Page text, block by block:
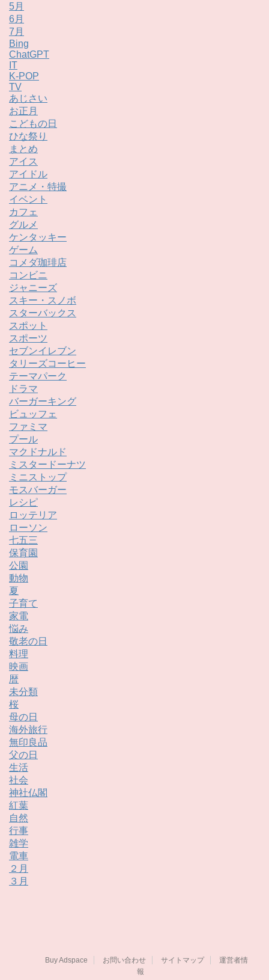
5月
6月
7月
Bing
ChatGPT
IT
K-POP
TV
あじさい
お正月
こどもの日
ひな祭り
まとめ
アイス
アイドル
アニメ・特撮
イベント
カフェ
グルメ
ケンタッキー
ゲーム
コメダ珈琲店
コンビニ
ジャニーズ
スキー・スノボ
スターバックス
スポット
スポーツ
セブンイレブン
タリーズコーヒー
テーマパーク
ドラマ
バーガーキング
ビュッフェ
ファミマ
プール
マクドナルド
ミスタードーナツ
ミニストップ
モスバーガー
レシピ
ロッテリア
ローソン
七五三
保育園
公園
動物
夏
子育て
家電
悩み
敬老の日
料理
映画
暦
未分類
桜
母の日
海外旅行
無印良品
父の日
生活
社会
神社仏閣
紅葉
自然
行事
雑学
電車
２月
３月
Buy Adspace お問い合わせ サイトマップ
運営者情
報